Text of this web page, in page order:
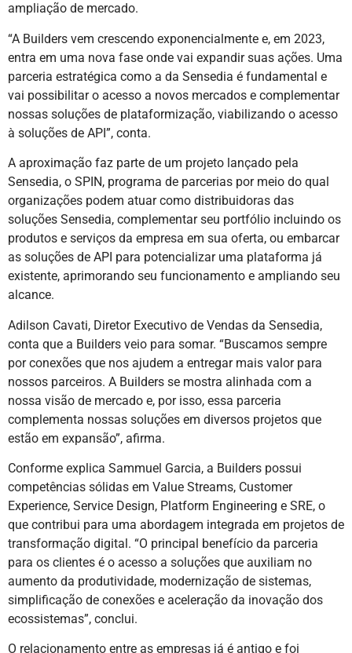
ampliação de mercado.
“A Builders vem crescendo exponencialmente e, em 2023,
entra em uma nova fase onde vai expandir suas ações. Uma
parceria estratégica como a da Sensedia é fundamental e
vai possibilitar o acesso a novos mercados e complementar
nossas soluções de plataformização, viabilizando o acesso
à soluções de API”, conta.
A aproximação faz parte de um projeto lançado pela
Sensedia, o SPIN, programa de parcerias por meio do qual
organizações podem atuar como distribuidoras das
soluções Sensedia, complementar seu portfólio incluindo os
produtos e serviços da empresa em sua oferta, ou embarcar
as soluções de API para potencializar uma plataforma já
existente, aprimorando seu funcionamento e ampliando seu
alcance.
Adilson Cavati, Diretor Executivo de Vendas da Sensedia,
conta que a Builders veio para somar. “Buscamos sempre
por conexões que nos ajudem a entregar mais valor para
nossos parceiros. A Builders se mostra alinhada com a
nossa visão de mercado e, por isso, essa parceria
complementa nossas soluções em diversos projetos que
estão em expansão”, afirma.
Conforme explica Sammuel Garcia, a Builders possui
competências sólidas em Value Streams, Customer
Experience, Service Design, Platform Engineering e SRE, o
que contribui para uma abordagem integrada em projetos de
transformação digital. “O principal benefício da parceria
para os clientes é o acesso a soluções que auxiliam no
aumento da produtividade, modernização de sistemas,
simplificação de conexões e aceleração da inovação dos
ecossistemas”, conclui.
O relacionamento entre as empresas já é antigo e foi